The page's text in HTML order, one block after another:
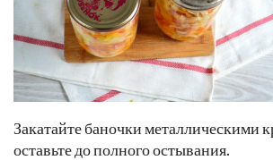
Закатайте баночки металлическими
оставьте до полного остывания.